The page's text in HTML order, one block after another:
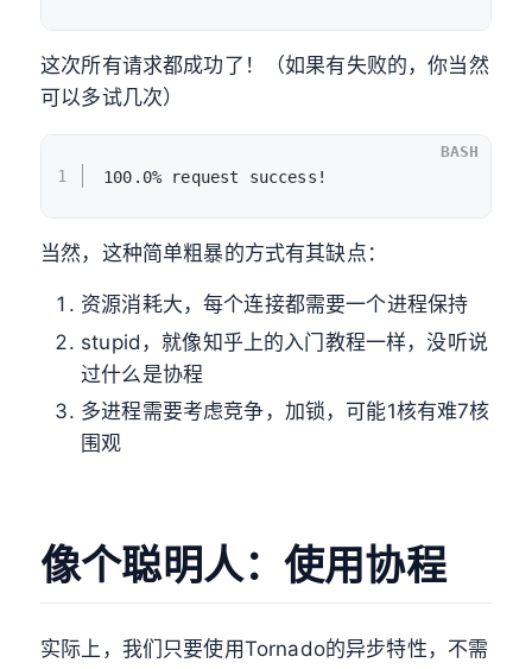
这次所有请求都成功了！（如果有失败的，你当然
可以多试几次）
1 100.0% request success!
BASH
当然，这种简单粗暴的方式有其缺点：
资源消耗大，每个连接都需要一个进程保持
stupid，就像知乎上的入门教程一样，没听说
过什么是协程
多进程需要考虑竞争，加锁，可能1核有难7核
围观
像个聪明人：使用协程
实际上，我们只要使用Tornado的异步特性，不需